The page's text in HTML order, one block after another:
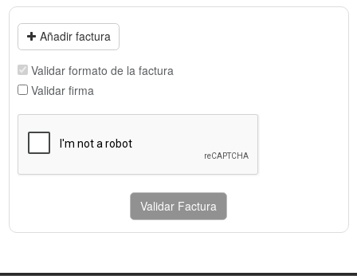
Añadir factura
Validar formato de la factura
Validar firma
Validar Factura